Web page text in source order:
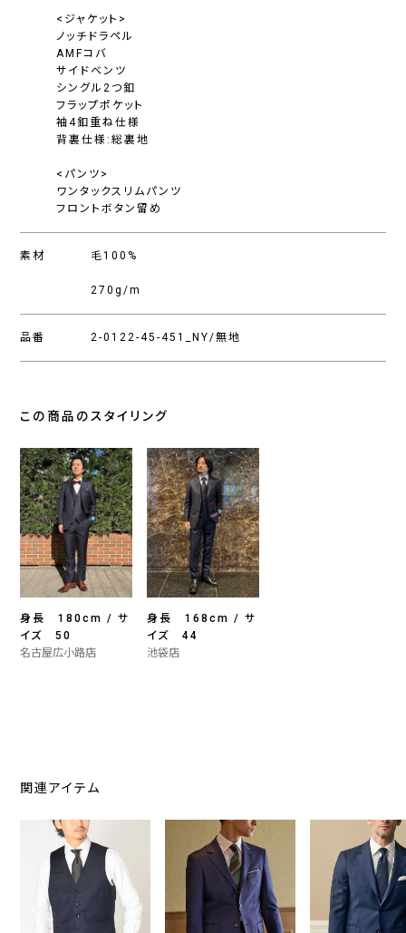
<ジャケット>
ノッチドラペル
AMFコバ
サイドベンツ
シングル2つ釦
フラップポケット
袖4釦重ね仕様
背裏仕様:総裏地
<パンツ>
ワンタックスリムパンツ
フロントボタン留め
素材 毛100%
270g/m
品番 2-0122-45-451_NY/無地
この商品のスタイリング
身長 180cm / サ
イズ 50
名古屋広小路店
身長 168cm / サ
イズ 44
池袋店
関連アイテム